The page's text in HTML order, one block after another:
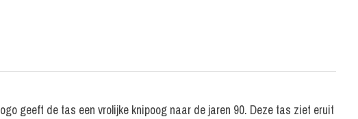
geeft de tas een vrolijke knipoog naar de jaren 90. Deze tas ziet eruit